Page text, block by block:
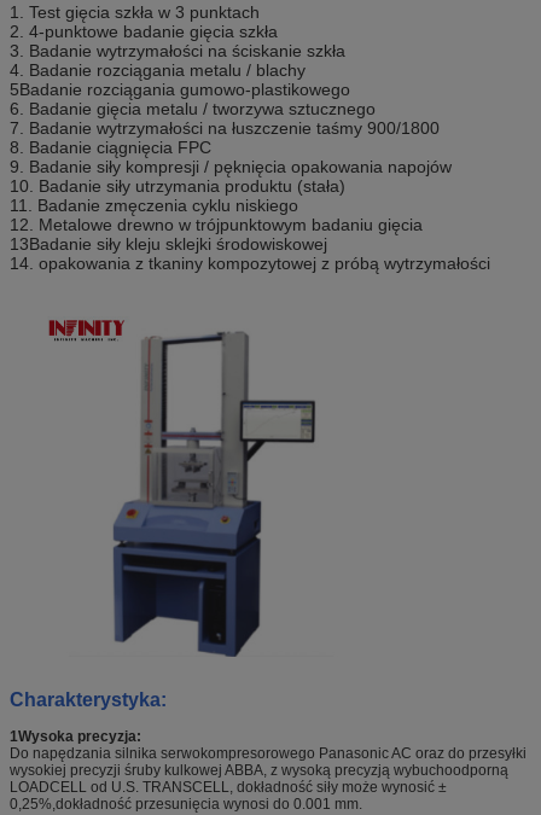
1. Test gięcia szkła w 3 punktach
2. 4-punktowe badanie gięcia szkła
3. Badanie wytrzymałości na ściskanie szkła
4. Badanie rozciągania metalu / blachy
5Badanie rozciągania gumowo-plastikowego
6. Badanie gięcia metalu / tworzywa sztucznego
7. Badanie wytrzymałości na łuszczenie taśmy 900/1800
8. Badanie ciągnięcia FPC
9. Badanie siły kompresji / pęknięcia opakowania napojów
10. Badanie siły utrzymania produktu (stała)
11. Badanie zmęczenia cyklu niskiego
12. Metalowe drewno w trójpunktowym badaniu gięcia
13Badanie siły kleju sklejki środowiskowej
14. opakowania z tkaniny kompozytowej z próbą wytrzymałości
Charakterystyka:
1Wysoka precyzja:
Do napędzania silnika serwokompresorowego Panasonic AC oraz do przesyłki
wysokiej precyzji śruby kulkowej ABBA, z wysoką precyzją wybuchoodporną
LOADCELL od U.S. TRANSCELL, dokładność siły może wynosić ±
0,25%,dokładność przesunięcia wynosi do 0.001 mm.